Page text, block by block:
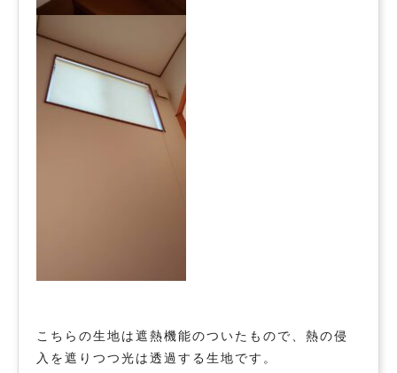
こちらの生地は遮熱機能のついたもので、熱の侵
入を遮りつつ光は透過する生地です。